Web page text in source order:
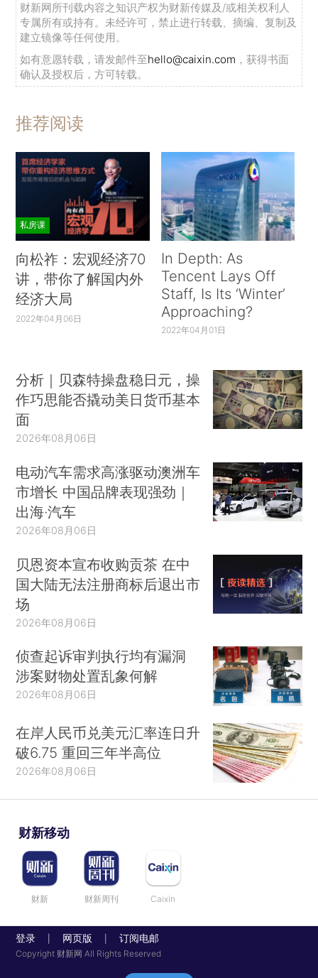
财新网所刊载内容之知识产权为财新传媒及/或相关权利人
专属所有或持有。未经许可，禁止进行转载、摘编、复制及
建立镜像等任何使用。
如有意愿转载，请发邮件至hello@caixin.com ，获得书面
确认及授权后，方可转载。
推荐阅读
私房课
向松祚：宏观经济70
讲，带你了解国内外
经济大局
2022年04月06日
In Depth: As
Tencent Lays Off
Staff, Is Its ‘Winter’
Approaching?
2022年04月01日
分析｜贝森特操盘稳日元，操
作巧思能否撬动美日货币基本
面
2026年08月06日
电动汽车需求高涨驱动澳洲车
市增长 中国品牌表现强劲｜
出海·汽车
2026年08月06日
贝恩资本宣布收购贡茶 在中
国大陆无法注册商标后退出市
场
2026年08月06日
侦查起诉审判执行均有漏洞
涉案财物处置乱象何解
2026年08月06日
在岸人民币兑美元汇率连日升
破6.75 重回三年半高位
2026年08月06日
财新移动
财新 财新周刊 Caixin
登录 网页版 订阅电邮
Copyright 财新网 All Rights Reserved